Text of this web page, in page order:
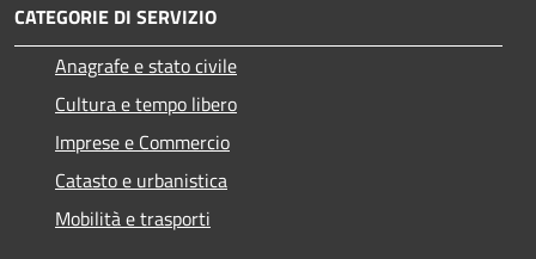
CATEGORIE DI SERVIZIO
Anagrafe e stato civile
Cultura e tempo libero
Imprese e Commercio
Catasto e urbanistica
Mobilità e trasporti